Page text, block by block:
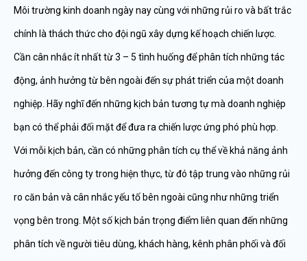
Môi trường kinh doanh ngày nay cùng với những rủi ro và bất trắc
chính là thách thức cho đội ngũ xây dựng kế hoạch chiến lược.
Cần cân nhắc ít nhất từ 3 – 5 tình huống để phân tích những tác
động, ảnh hưởng từ bên ngoài đến sự phát triển của một doanh
nghiệp. Hãy nghĩ đến những kịch bản tương tự mà doanh nghiệp
bạn có thể phải đối mặt để đưa ra chiến lược ứng phó phù hợp.
Với mỗi kịch bản, cần có những phân tích cụ thể về khả năng ảnh
hưởng đến công ty trong hiện thực, từ đó tập trung vào những rủi
ro căn bản và cân nhắc yếu tố bên ngoài cũng như những triển
vọng bên trong. Một số kịch bản trọng điểm liên quan đến những
phân tích về người tiêu dùng, khách hàng, kênh phân phối và đối